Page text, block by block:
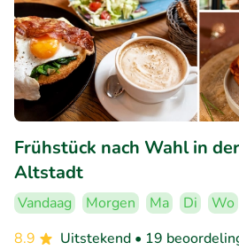
Frühstück nach Wahl in
Altstadt
Vandaag Morgen Ma Di Wo
8.9
Uitstekend • 19